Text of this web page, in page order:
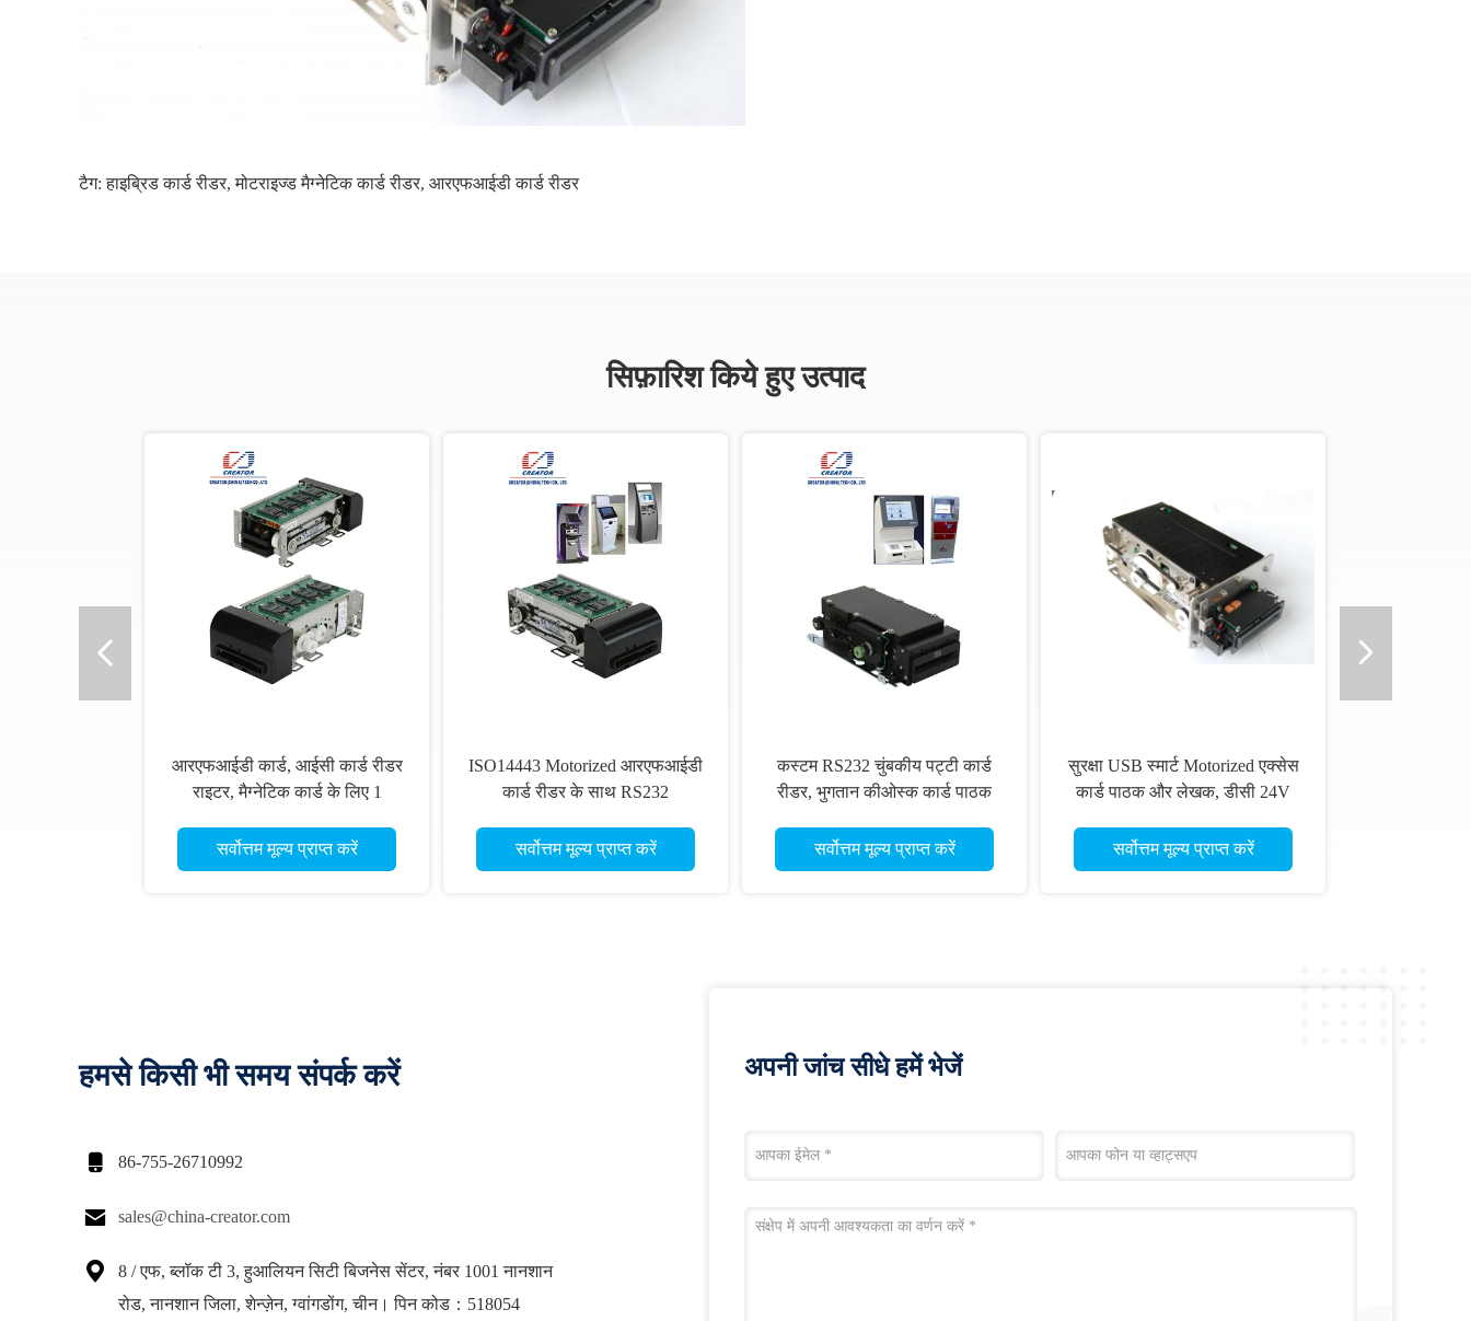
टैग:हाइब्रिड कार्ड रीडर, मोटराइज्ड मैग्नेटिक कार्ड रीडर, आरएफआईडी कार्ड रीडर
सिफ़ारिश किये हुए उत्पाद
आरएफआईडी कार्ड, आईसी कार्ड रीडर
राइटर, मैग्नेटिक कार्ड के लिए 1
सर्वोत्तम मूल्य प्राप्त करें
ISO14443 Motorized आरएफआईडी
कार्ड रीडर के साथ RS232
सर्वोत्तम मूल्य प्राप्त करें
कस्टम RS232 चुंबकीय पट्टी कार्ड
रीडर, भुगतान कीओस्क कार्ड पाठक
सर्वोत्तम मूल्य प्राप्त करें
सुरक्षा USB स्मार्ट Motorized एक्सेस
कार्ड पाठक और लेखक, डीसी 24V
सर्वोत्तम मूल्य प्राप्त करें
हमसे किसी भी समय संपर्क करें
 86-755-26710992
 sales@china-creator.com

8 / एफ, ब्लॉक टी 3, हुआलियन सिटी बिजनेस सेंटर, नंबर 1001 नानशान
रोड, नानशान जिला, शेन्ज़ेन, ग्वांगडोंग, चीन। पिन कोड：518054
अपनी जांच सीधे हमें भेजें